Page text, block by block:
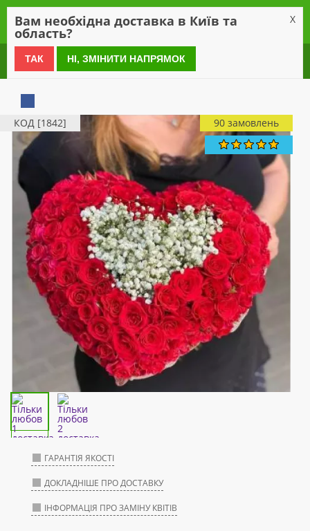
0 800 21 54 55
КОД [1842] 90 замовлень
ГАРАНТІЯ ЯКОСТІ
ДОКЛАДНІШЕ ПРО ДОСТАВКУ
ІНФОРМАЦІЯ ПРО ЗАМІНУ КВІТІВ
Вам необхідна доставка в Київ та
область?
X
ТАК НІ, ЗМІНИТИ НАПРЯМОК